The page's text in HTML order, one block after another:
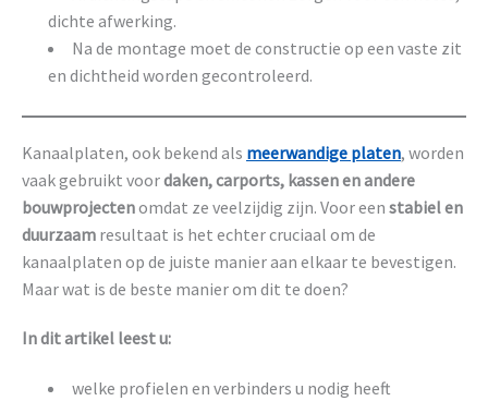
dichte afwerking.
Na de montage moet de constructie op een vaste zit
en dichtheid worden gecontroleerd.
Kanaalplaten, ook bekend als meerwandige platen, worden
vaak gebruikt voordaken, carports, kassen en andere
bouwprojectenomdat ze veelzijdig zijn. Voor een stabiel en
duurzaam resultaat is het echter cruciaal om de
kanaalplaten op de juiste manier aan elkaar te bevestigen.
Maar wat is de beste manier om dit te doen?
In dit artikel leest u:
welke profielen en verbinders u nodig heeft